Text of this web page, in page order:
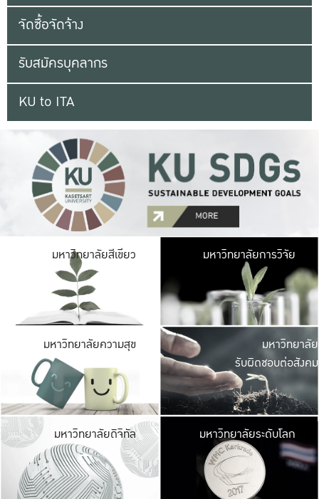
จัดซื้อจัดจ้าง
รับสมัครบุคลากร
KU to ITA
มหาวิทยาลัยสีเขียว มหาวิ
มีพื้นที่เขียวสดใส
เป็นป่าในเมือง เกษต
มหาวิทยาลัยการวิจัย
มหาวิทยาลัยความสุข มหาวิ
ค
เปิดประ
และพบเรื่องราวใ
มหาวิทยาลัย
รับผิดชอบต่อสังคม
มหาวิทยาลัยดิจิทัล มหาวิ
เปลี่ยนแปลง แล
เพื่อทำง
ระบบสารสนเทศ
มหาวิทยาลัยระดับโลก